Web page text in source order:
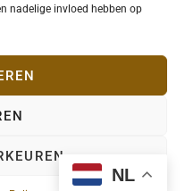
nadelige invloed hebben op
|Privacy
NL